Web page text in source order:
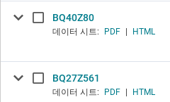
BQ40Z80
데이터 시트: PDF HTML
BQ27Z561
데이터 시트: PDF
HTML